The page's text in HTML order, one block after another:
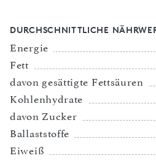
DURCHSCHNITTLICHE
Energie
Fett
davon gesättigte Fettsäuren
Kohlenhydrate
davon Zucker
Ballaststoffe
Eiweiß